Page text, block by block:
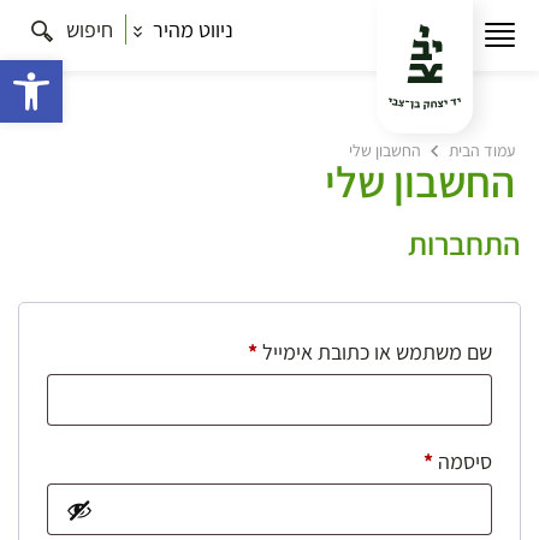
ניווט מהיר חיפוש
עמוד הבית החשבון שלי
החשבון שלי
התחברות
שם משתמש או כתובת אימייל*חובה
סיסמה *חובה